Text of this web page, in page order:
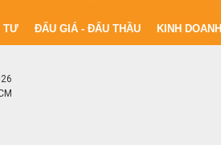
TƯ ĐẤU GIÁ - ĐẤU THẦU KINH DOANH